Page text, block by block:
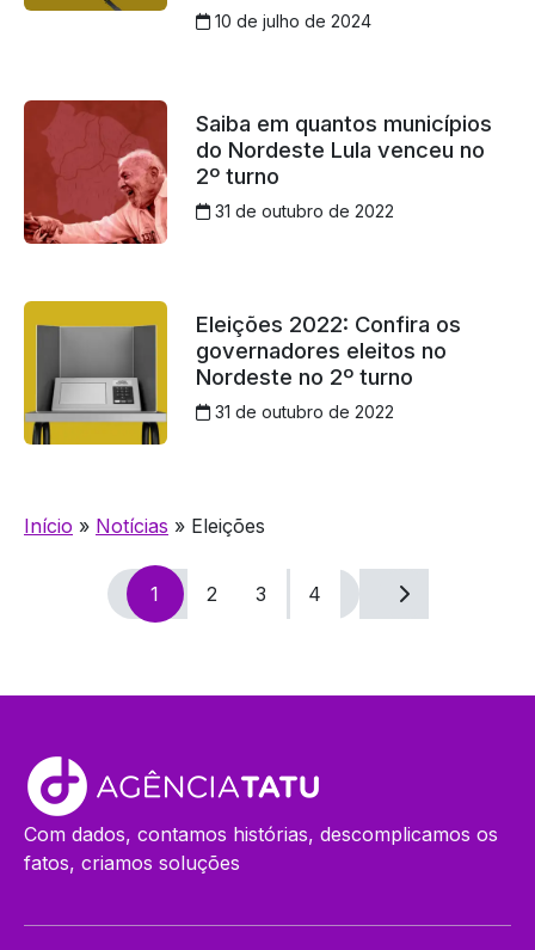
10 de julho de 2024
Saiba em quantos municípios
do Nordeste Lula venceu no
2º turno
31 de outubro de 2022
Eleições 2022: Confira os
governadores eleitos no
Nordeste no 2º turno
31 de outubro de 2022
Início » Notícias » Eleições
Navegação
1 2 3 4
Com dados, contamos histórias, descomplicamos os
fatos, criamos soluções